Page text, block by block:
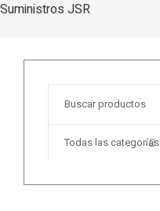
Suministros JSR
Todas las categorías